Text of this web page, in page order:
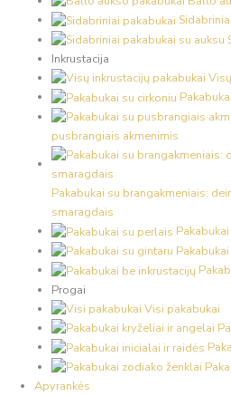
Inkrustacija
pusbrangiais akmenimis
Pakabukai su brangakmeniais:
smaragdais
Progai
Visi pakabukai
Apyrankės